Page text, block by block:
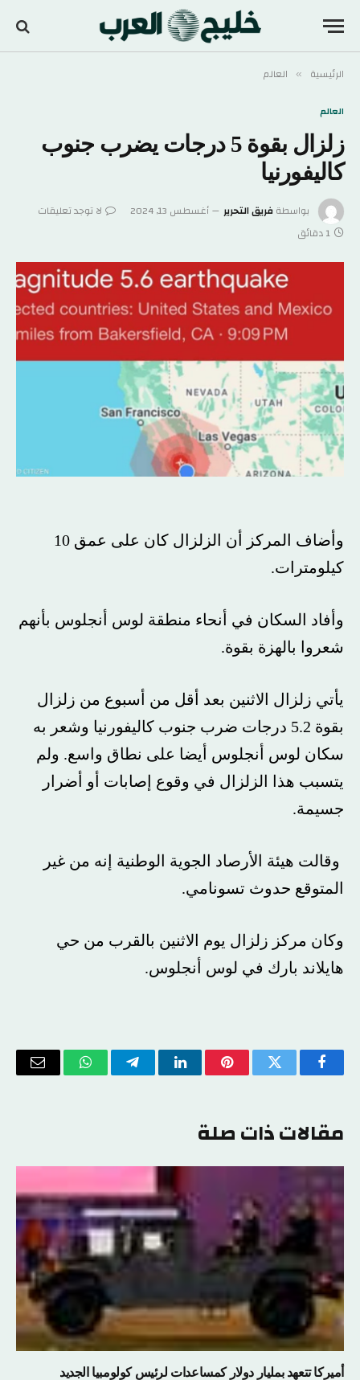
الرئيسية » العالم
العالم
زلزال بقوة 5 درجات يضرب جنوب
كاليفورنيا
بواسطةفريق التحرير أغسطس 13, 2024
لا توجد تعليقات
1 دقائق
وأضاف المركز أن الزلزال كان على عمق 10
كيلومترات.
وأفاد السكان في أنحاء منطقة لوس أنجلوس بأنهم
شعروا بالهزة بقوة.
يأتي زلزال الاثنين بعد أقل من أسبوع من زلزال
بقوة 5.2 درجات ضرب جنوب كاليفورنيا وشعر به
سكان لوس أنجلوس أيضا على نطاق واسع. ولم
يتسبب هذا الزلزال في وقوع إصابات أو أضرار
جسيمة.
وقالت هيئة الأرصاد الجوية الوطنية إنه من غير
المتوقع حدوث تسونامي.
وكان مركز زلزال يوم الاثنين بالقرب من حي
هايلاند بارك في لوس أنجلوس.
فيسبوكتويتر بينتيريستلينكدإن تيلقرام واتسابالبريد
مقالات ذات صلة
أميركا تتعهد بمليار دولار كمساعدات لرئيس كولومبيا الجديد